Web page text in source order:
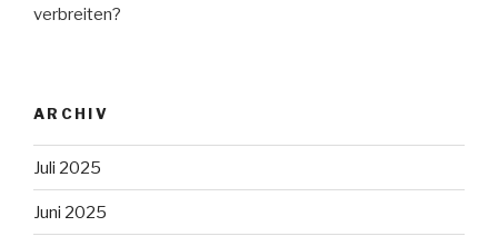
verbreiten?
ARCHIV
Juli 2025
Juni 2025